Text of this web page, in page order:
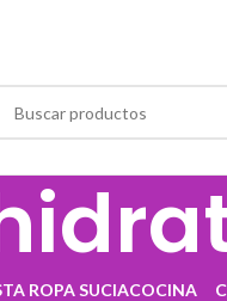
ROPA SUCIACOCINA